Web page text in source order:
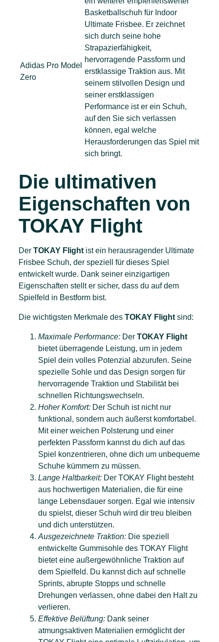
Adidas Pro Model
Zero
Basketballschuh für Indoor
Ultimate Frisbee. Er zeichnet
sich durch seine hohe
Strapazierfähigkeit,
hervorragende Passform und
erstklassige Traktion aus. Mit
seinem stilvollen Design und
seiner erstklassigen
Performance ist er ein Schuh,
auf den Sie sich verlassen
können, egal welche
Herausforderungen das Spiel mit
sich bringt.
Die ultimativen
Eigenschaften von
TOKAY Flight
Der TOKAY Flight ist ein herausragender Ultimate
Frisbee Schuh, der speziell für dieses Spiel
entwickelt wurde. Dank seiner einzigartigen
Eigenschaften stellt er sicher, dass du auf dem
Spielfeld in Bestform bist.
Die wichtigsten Merkmale des TOKAY Flight sind:
Maximale Performance: Der TOKAY Flight
bietet überragende Leistung, um in jedem
Spiel dein volles Potenzial abzurufen. Seine
spezielle Sohle und das Design sorgen für
hervorragende Traktion und Stabilität bei
schnellen Richtungswechseln.
Hoher Komfort: Der Schuh ist nicht nur
funktional, sondern auch äußerst komfortabel.
Mit einer weichen Polsterung und einer
perfekten Passform kannst du dich auf das
Spiel konzentrieren, ohne dich um unbequeme
Schuhe kümmern zu müssen.
Lange Haltbarkeit: Der TOKAY Flight besteht
aus hochwertigen Materialien, die für eine
lange Lebensdauer sorgen. Egal wie intensiv
du spielst, dieser Schuh wird dir treu bleiben
und dich unterstützen.
Ausgezeichnete Traktion: Die speziell
entwickelte Gummisohle des TOKAY Flight
bietet eine außergewöhnliche Traktion auf
dem Spielfeld. Du kannst dich auf schnelle
Sprints, abrupte Stopps und schnelle
Drehungen verlassen, ohne dabei den Halt zu
verlieren.
Effektive Belüftung: Dank seiner
atmungsaktiven Materialien ermöglicht der